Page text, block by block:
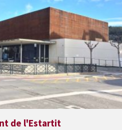
de l'Estartit